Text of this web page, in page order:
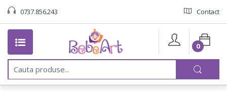
0737.856.243 Contact
C
u
0